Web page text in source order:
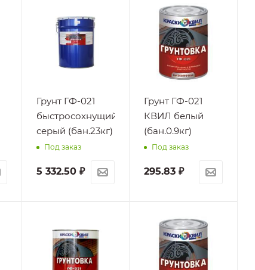
Грунт ГФ-021
быстросохнущий
серый (бан.23кг)
Под заказ
5 332.50₽
Грунт ГФ-021
КВИЛ белый
(бан.0.9кг)
Под заказ
295.83 ₽